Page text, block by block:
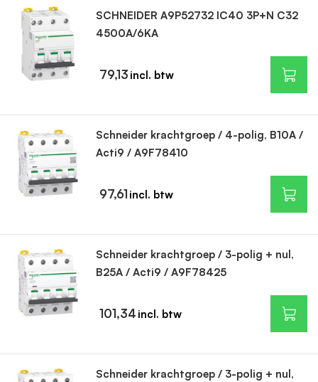
SCHNEIDER A9P52732 IC40 3P+N C32
4500A/6KA
79,13
Schneider krachtgroep / 4-polig, B10A /
Acti9 / A9F78410
97,61
Schneider krachtgroep / 3-polig + nul,
B25A / Acti9 / A9F78425
101,34
Schneider krachtgroep / 3-polig + nul,